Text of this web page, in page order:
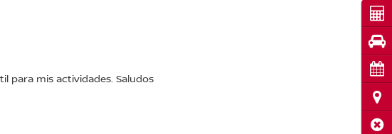
para mis actividades. Saludos